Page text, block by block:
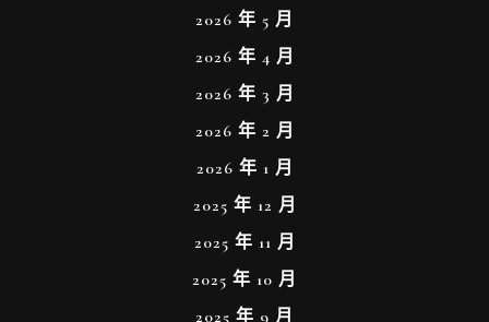
2026 年 5 月
2026 年 4 月
2026 年 3 月
2026 年 2 月
2026 年 1 月
2025 年 12 月
2025 年 11 月
2025 年 10 月
2025 年 9 月